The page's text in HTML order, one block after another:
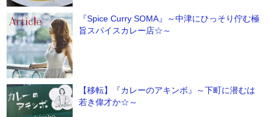
『Spice Curry SOMA』～中津にひっそり佇む極
旨スパイスカレー店☆～
【移転】『カレーのアキンボ』～下町に潜むは
若き偉才か☆～